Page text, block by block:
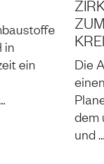
in
ein
Die
dem
und …